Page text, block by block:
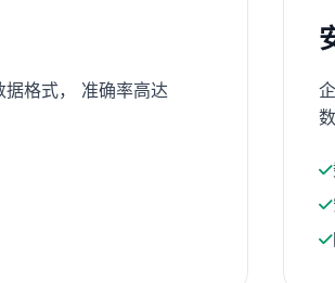
格式， 准确率高达